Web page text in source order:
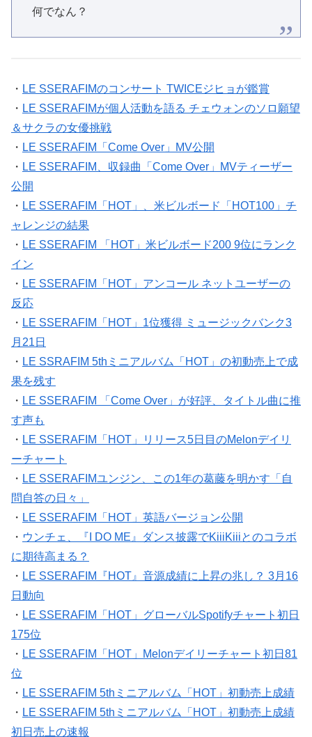
何でなん？
・ LE SSERAFIMのコンサート TWICEジヒョが鑑賞
・ LE SSERAFIMが個人活動を語る チェウォンのソロ願望
＆サクラの女優挑戦
・ LE SSERAFIM「Come Over」MV公開
・ LE SSERAFIM、収録曲「Come Over」MVティーザー
公開
・ LE SSERAFIM「HOT」、米ビルボード「HOT100」チ
ャレンジの結果
・ LE SSERAFIM 「HOT」米ビルボード200 9位にランク
イン
・ LE SSERAFIM「HOT」アンコール ネットユーザーの
反応
・ LE SSERAFIM「HOT」1位獲得 ミュージックバンク3
月21日
・ LE SSRAFIM 5thミニアルバム「HOT」の初動売上で成
果を残す
・ LE SSERAFIM 「Come Over」が好評、タイトル曲に推
す声も
・ LE SSERAFIM「HOT」リリース5日目のMelonデイリ
ーチャート
・ LE SSERAFIMユンジン、この1年の葛藤を明かす「自
問自答の日々」
・ LE SSERAFIM「HOT」英語バージョン公開
・ ウンチェ、『I DO ME』ダンス披露でKiiiKiiiとのコラボ
に期待高まる？
・ LE SSERAFIM『HOT』音源成績に上昇の兆し？ 3月16
日動向
・ LE SSERAFIM「HOT」グローバルSpotifyチャート初日
175位
・ LE SSERAFIM「HOT」Melonデイリーチャート初日81
位
・ LE SSERAFIM 5thミニアルバム「HOT」初動売上成績
・ LE SSERAFIM 5thミニアルバム「HOT」初動売上成績
初日売上の速報